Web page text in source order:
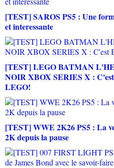
[TEST] SAROS PS5 : Une
et interessante
[TEST] LEGO BATMAN
NOIR XBOX SERIES X :
LEGO!
[TEST] WWE 2K26 PS5 : La
2K depuis la pause